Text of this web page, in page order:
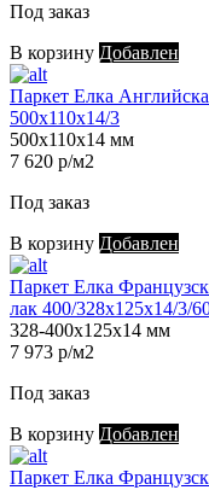
Под заказ
В корзину Добавлен
Паркет Елка
500х110х14/3
500х110х14 мм
7 620 р/м2
Под заказ
В корзину Добавлен
Паркет Елка
лак 400/328х125х14/3/
328-400х125х14 мм
7 973 р/м2
Под заказ
В корзину Добавлен
Паркет Елка